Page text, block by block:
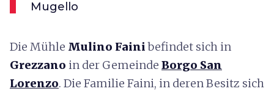
Mugello
Die Mühle Mulino Fainibefindet sich in
Grezzano in der Gemeinde Borgo San
Lorenzo. Die Familie Faini, in deren Besitz sich